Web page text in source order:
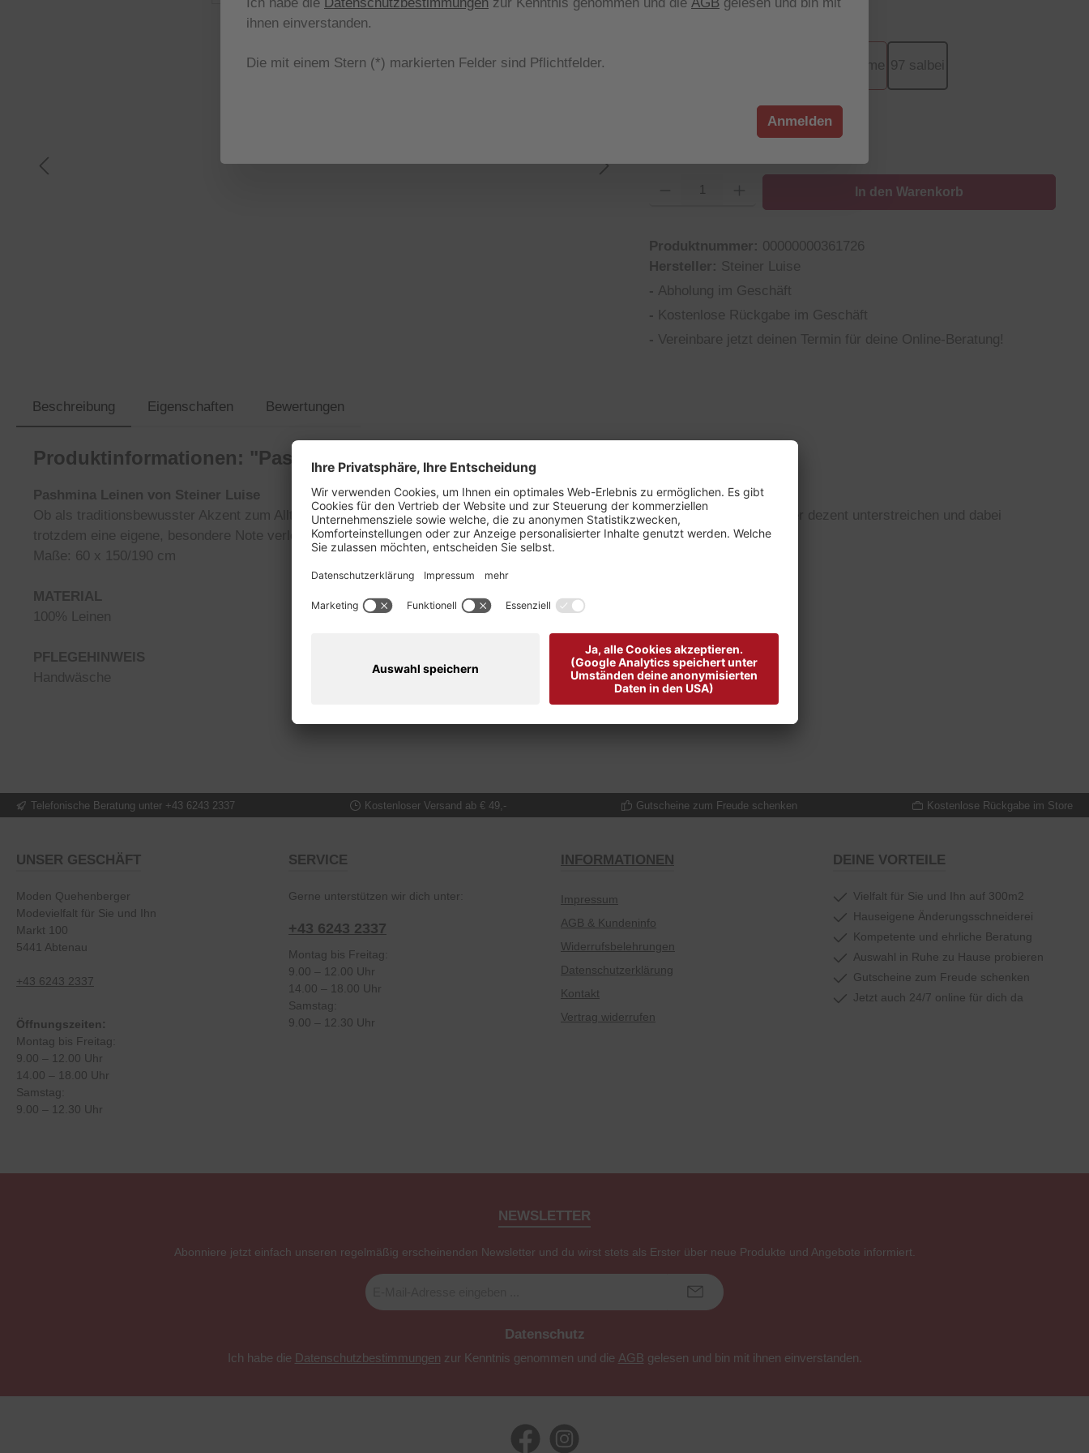
54 creme 97 salbei
auswählen
In den Warenkorb
Produktnummer: 00000000361726
Hersteller: Steiner Luise
- Abholung im Geschäft
- Kostenlose Rückgabe im Geschäft
- Vereinbare jetzt deinen Termin für deine Online-Beratung!
Beschreibung Eigenschaften Bewertungen
Produktinformationen: "Pashmina Leinen von Steiner Luise "
Pashmina Leinen von Steiner Luise
Ob als traditionsbewusster Akzent zum Alltags-Outfit oder als edler Überwurf zum Dirndl – ein Pashmina sollte den Look immer dezent unterstreichen und dabei
trotzdem eine eigene, besondere Note verleihen.
Maße: 60 x 150/190 cm
MATERIAL
100% Leinen
PFLEGEHINWEIS
Handwäsche
Telefonische Beratung unter +43 6243 2337 Kostenloser Versand ab € 49,- Gutscheine zum Freude schenken Kostenlose Rückgabe im Store
SERVICE
Gerne unterstützen wir dich unter:
+43 6243 2337
Montag bis Freitag:
9.00 – 12.00 Uhr
14.00 – 18.00 Uhr
Samstag:
9.00 – 12.30 Uhr
INFORMATIONEN
Impressum
AGB & Kundeninfo
Widerrufsbelehrungen
Datenschutzerklärung
Kontakt
Vertrag widerrufen
UNSER GESCHÄFT
Moden Quehenberger
Modevielfalt für Sie und Ihn
Markt 100
5441 Abtenau
+43 6243 2337
Öffnungszeiten:
Montag bis Freitag:
9.00 – 12.00 Uhr
14.00 – 18.00 Uhr
Samstag:
9.00 – 12.30 Uhr
DEINE VORTEILE
Vielfalt für Sie und Ihn auf 300m2
Hauseigene Änderungsschneiderei
Kompetente und ehrliche Beratung
Auswahl in Ruhe zu Hause probieren
Gutscheine zum Freude schenken
Jetzt auch 24/7 online für dich da
NEWSLETTER
Abonniere jetzt einfach unseren regelmäßig erscheinenden Newsletter und du wirst stets als Erster über neue Produkte und Angebote informiert.
E-
Mail-
Datenschutz
Ich habe die Datenschutzbestimmungen zur Kenntnis genommen und die AGB gelesen und bin mit ihnen einverstanden.
Facebook Instagram
ihnen einverstanden.
Die mit einem Stern (*) markierten Felder sind Pflichtfelder.
Anmelden